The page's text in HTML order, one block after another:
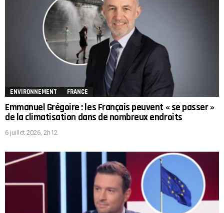
ENVIRONNEMENT FRANCE
Emmanuel Grégoire : les Français peuvent « se passer »
de la climatisation dans de nombreux endroits
6 juillet 2026, 2h12